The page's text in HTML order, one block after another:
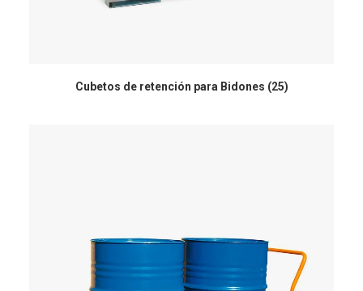
Cubetos de retención para Bidones (25)